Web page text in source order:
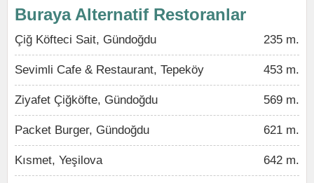
Buraya Alternatif Restoranlar
Çiğ Köfteci Sait, Gündoğdu 235 m.
Sevimli Cafe & Restaurant, Tepeköy 453 m.
Ziyafet Çiğköfte, Gündoğdu 569 m.
Packet Burger, Gündoğdu 621 m.
Kısmet, Yeşilova 642 m.